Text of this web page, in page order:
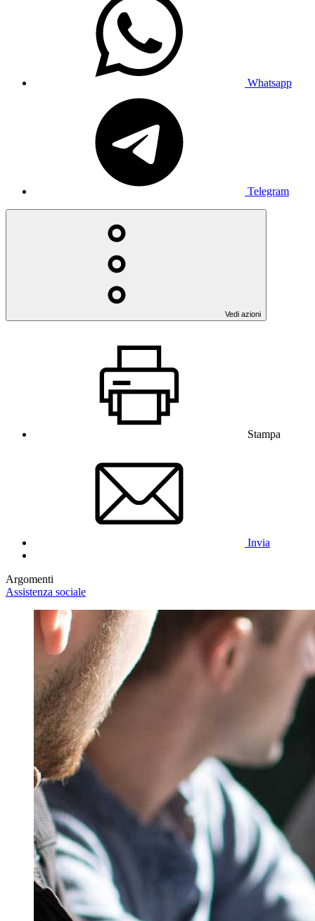
Whatsapp
Telegram
Vedi azioni
Stampa
Invia
Argomenti
Assistenza sociale